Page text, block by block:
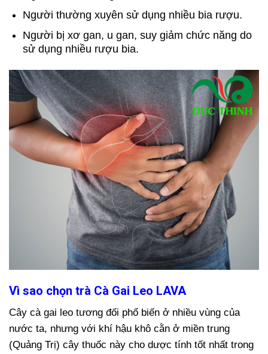
Người thường xuyên sử dụng nhiều bia rượu.
Người bị xơ gan, u gan, suy giảm chức năng do
sử dụng nhiều rượu bia.
Vì sao chọn trà Cà Gai Leo LAVA
Cây cà gai leo tương đối phổ biến ở nhiều vùng của
nước ta, nhưng với khí hậu khô cằn ở miền trung
(Quảng Trị) cây thuốc này cho dược tính tốt nhất trong